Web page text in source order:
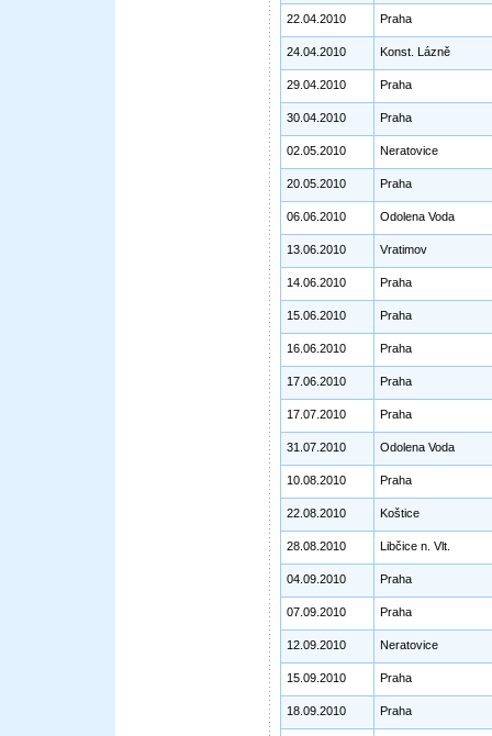
22.04.2010 Praha
24.04.2010 Konst. Lázně
29.04.2010 Praha
30.04.2010 Praha
02.05.2010 Neratovice
20.05.2010 Praha
06.06.2010 Odolena Voda
13.06.2010 Vratimov
14.06.2010 Praha
15.06.2010 Praha
16.06.2010 Praha
17.06.2010 Praha
17.07.2010 Praha
31.07.2010 Odolena Voda
10.08.2010 Praha
22.08.2010 Koštice
28.08.2010 Libčice n. Vlt.
04.09.2010 Praha
07.09.2010 Praha
12.09.2010 Neratovice
15.09.2010 Praha
18.09.2010 Praha